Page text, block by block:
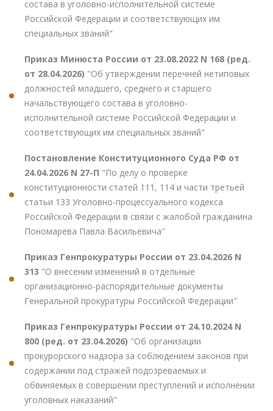
состава в уголовно-исполнительной системе
Российской Федерации и соответствующих им
специальных званий"
Приказ Минюста России от 23.08.2022 N 168 (ред.
от 28.04.2026) "Об утверждении перечней нетиповых
должностей младшего, среднего и старшего
начальствующего состава в уголовно-
исполнительной системе Российской Федерации и
соответствующих им специальных званий"
Постановление Конституционного Суда РФ от
24.04.2026 N 27-П "По делу о проверке
конституционности статей 111, 114 и части третьей
статьи 133 Уголовно-процессуального кодекса
Российской Федерации в связи с жалобой гражданина
Пономарева Павла Васильевича"
Приказ Генпрокуратуры России от 23.04.2026 N
313 "О внесении изменений в отдельные
организационно-распорядительные документы
Генеральной прокуратуры Российской Федерации"
Приказ Генпрокуратуры России от 24.10.2024 N
800 (ред. от 23.04.2026) "Об организации
прокурорского надзора за соблюдением законов при
содержании под стражей подозреваемых и
обвиняемых в совершении преступлений и исполнении
уголовных наказаний"